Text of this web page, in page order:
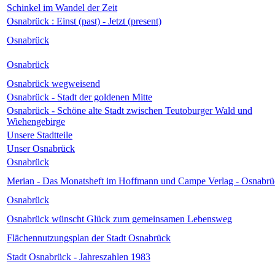
Schinkel im Wandel der Zeit
Osnabrück : Einst (past) - Jetzt (present)
Osnabrück
Osnabrück
Osnabrück wegweisend
Osnabrück - Stadt der goldenen Mitte
Osnabrück - Schöne alte Stadt zwischen Teutoburger Wald und
Wiehengebirge
Unsere Stadtteile
Unser Osnabrück
Osnabrück
Merian - Das Monatsheft im Hoffmann und Campe Verlag -
Osnabrück
Osnabrück wünscht Glück zum gemeinsamen Lebensweg
Flächennutzungsplan der Stadt Osnabrück
Stadt Osnabrück - Jahreszahlen 1983